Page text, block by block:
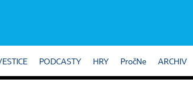
PODCASTY HRY PročNe ARCHIV